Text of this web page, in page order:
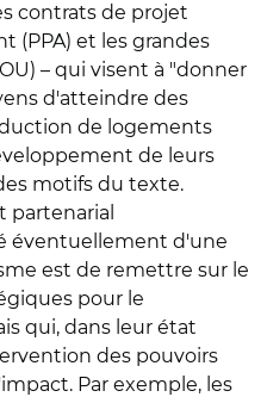
contrats de projet
(PPA) et les grandes
– qui visent à "donner
d'atteindre des
de logements
de leurs
motifs du texte.
partenarial
éventuellement d'une
est de remettre sur le
pour le
qui, dans leur état
des pouvoirs
Par exemple, les